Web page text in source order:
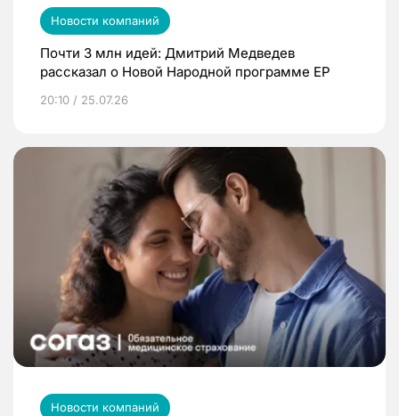
Новости компаний
Почти 3 млн идей: Дмитрий Медведев
рассказал о Новой Народной программе ЕР
20:10 / 25.07.26
Новости компаний